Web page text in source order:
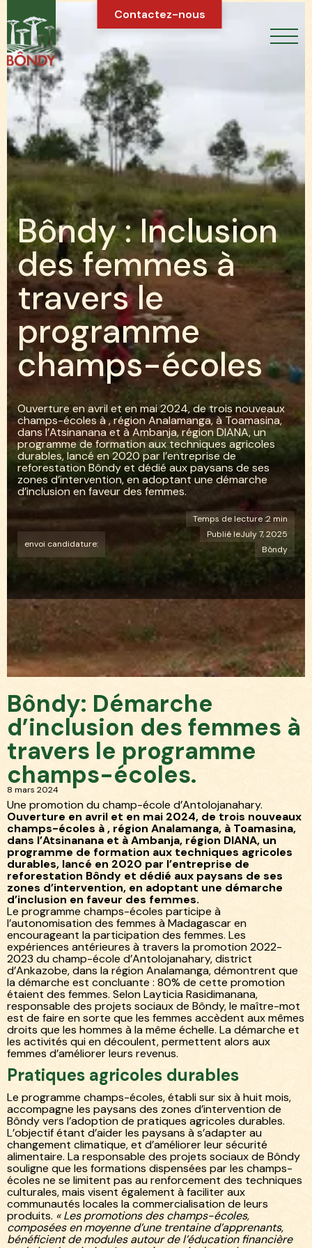
Contactez-nous
Bôndy:Inclusion
desfemmesà
travers le
programme
champs-écoles
Ouverture en avril et en mai 2024, de trois nouveaux
champs-écoles à , région Analamanga, à Toamasina,
dans l’Atsinanana et à Ambanja, région DIANA, un
programme de formation aux techniques agricoles
durables, lancé en 2020 par l’entreprise de
reforestation Bôndy et dédié aux paysans de ses
zones d’intervention, en adoptant une démarche
d’inclusion en faveur des femmes.
Temps de lecture :2 min
Publié leJuly 7, 2025
Bôndy
envoi candidature:
Bôndy
Bôndy : Inclusion des femmes à travers le
programme champs-écoles
Bôndy: Démarche
d’inclusion des femmes à
travers le programme
champs-écoles.
8 mars 2024
Une promotion du champ-école d’Antolojanahary.
Ouverture en avril et en mai 2024, de trois nouveaux
champs-écoles à , région Analamanga, à Toamasina,
dans l’Atsinanana et à Ambanja, région DIANA, un
programme de formation aux techniques agricoles
durables, lancé en 2020 par l’entreprise de
reforestation Bôndy et dédié aux paysans de ses
zones d’intervention, en adoptant une démarche
d’inclusion en faveur des femmes.
Le programme champs-écoles participe à
l’autonomisation des femmes à Madagascar en
encourageant la participation des femmes. Les
expériences antérieures à travers la promotion 2022-
2023 du champ-école d’Antolojanahary, district
d’Ankazobe, dans la région Analamanga, démontrent que
la démarche est concluante : 80% de cette promotion
étaient des femmes. Selon Layticia Rasidimanana,
responsable des projets sociaux de Bôndy, le maître-mot
est de faire en sorte que les femmes accèdent aux mêmes
droits que les hommes à la même échelle. La démarche et
les activités qui en découlent, permettent alors aux
femmes d’améliorer leurs revenus.
Pratiques agricoles durables
Le programme champs-écoles, établi sur six à huit mois,
accompagne les paysans des zones d’intervention de
Bôndy vers l’adoption de pratiques agricoles durables.
L’objectif étant d’aider les paysans à s’adapter au
changement climatique, et d’améliorer leur sécurité
alimentaire. La responsable des projets sociaux de Bôndy
souligne que les formations dispensées par les champs-
écoles ne se limitent pas au renforcement des techniques
culturales, mais visent également à faciliter aux
communautés locales la commercialisation de leurs
produits. « Les promotions des champs-écoles,
composées en moyenne d’une trentaine d’apprenants,
bénéficient de modules autour de l’éducation financière